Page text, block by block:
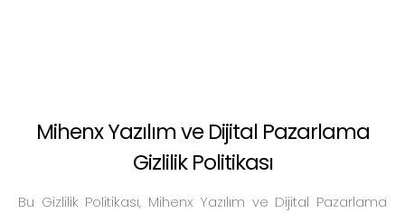
Mihenx Yazılım ve Dijital Pazarlama
Gizlilik Politikası
Bu Gizlilik Politikası, Mihenx Yazılım ve Dijital Pazarlama